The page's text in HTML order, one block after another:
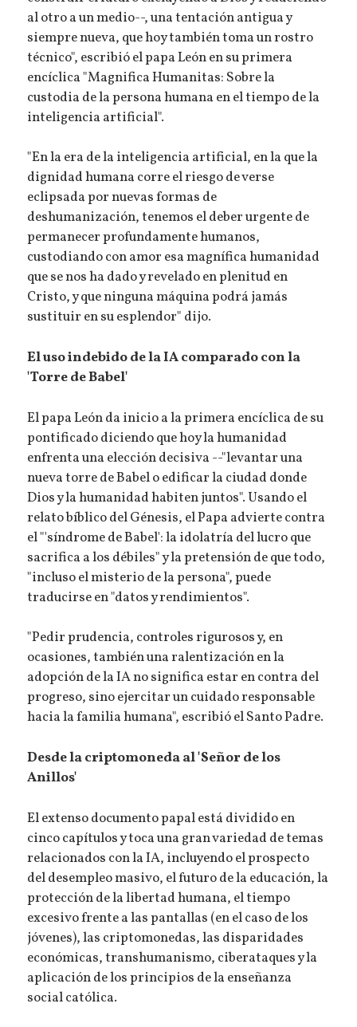
al otro a un medio--, una tentación antigua y
siempre nueva, que hoy también toma un rostro
técnico", escribió el papa León en su primera
encíclica "Magnifica Humanitas: Sobre la
custodia de la persona humana en el tiempo de la
inteligencia artificial".
"En la era de la inteligencia artificial, en la que la
dignidad humana corre el riesgo de verse
eclipsada por nuevas formas de
deshumanización, tenemos el deber urgente de
permanecer profundamente humanos,
custodiando con amor esa magnífica humanidad
que se nos ha dado y revelado en plenitud en
Cristo, y que ninguna máquina podrá jamás
sustituir en su esplendor" dijo.
El uso indebido de la IA comparado con la
'Torre de Babel'
El papa León da inicio a la primera encíclica de su
pontificado diciendo que hoy la humanidad
enfrenta una elección decisiva --"levantar una
nueva torre de Babel o edificar la ciudad donde
Dios y la humanidad habiten juntos". Usando el
relato bíblico del Génesis, el Papa advierte contra
el "'síndrome de Babel': la idolatría del lucro que
sacrifica a los débiles" y la pretensión de que todo,
"incluso el misterio de la persona", puede
traducirse en "datos y rendimientos".
"Pedir prudencia, controles rigurosos y, en
ocasiones, también una ralentización en la
adopción de la IA no significa estar en contra del
progreso, sino ejercitar un cuidado responsable
hacia la familia humana", escribió el Santo Padre.
Desde la criptomoneda al 'Señor de los
Anillos'
El extenso documento papal está dividido en
cinco capítulos y toca una gran variedad de temas
relacionados con la IA, incluyendo el prospecto
del desempleo masivo, el futuro de la educación, la
protección de la libertad humana, el tiempo
excesivo frente a las pantallas (en el caso de los
jóvenes), las criptomonedas, las disparidades
económicas, transhumanismo, ciberataques y la
aplicación de los principios de la enseñanza
social católica.